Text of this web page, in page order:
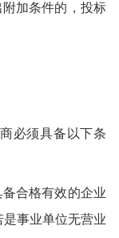
加条件的，投标
必须具备以下条
备合格有效的企业
事业单位无营业